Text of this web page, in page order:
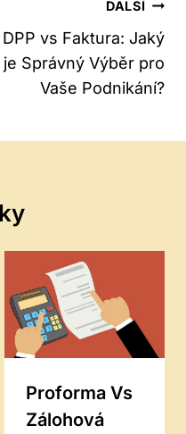
DALŠÍ
DPP vs Faktura: Jaký
je Správný Výběr pro
Vaše Podnikání?
Proforma Vs
Zálohová